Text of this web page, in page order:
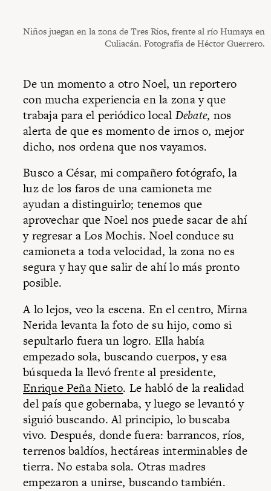
Niños juegan en la zona de Tres Ríos, frente al río Humaya en
Culiacán. Fotografía de Héctor Guerrero.
De un momento a otro Noel, un reportero
con mucha experiencia en la zona y que
trabaja para el periódico local Debate, nos
alerta de que es momento de irnos o, mejor
dicho, nos ordena que nos vayamos.
Busco a César, mi compañero fotógrafo, la
luz de los faros de una camioneta me
ayudan a distinguirlo; tenemos que
aprovechar que Noel nos puede sacar de ahí
y regresar a Los Mochis. Noel conduce su
camioneta a toda velocidad, la zona no es
segura y hay que salir de ahí lo más pronto
posible.
A lo lejos, veo la escena. En el centro, Mirna
Nerida levanta la foto de su hijo, como si
sepultarlo fuera un logro. Ella había
empezado sola, buscando cuerpos, y esa
búsqueda la llevó frente al presidente,
Enrique Peña Nieto. Le habló de la realidad
del país que gobernaba, y luego se levantó y
siguió buscando. Al principio, lo buscaba
vivo. Después, donde fuera: barrancos, ríos,
terrenos baldíos, hectáreas interminables de
tierra. No estaba sola. Otras madres
empezaron a unirse, buscando también.